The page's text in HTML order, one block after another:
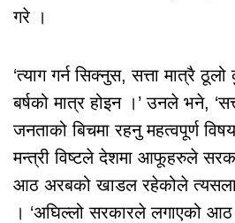
गरे ।
‘त्याग गर्न सिक्नुस, सत्ता मात्रै
बर्षको मात्र होइन ।’ उनले भने,
जनताको बिचमा रहनु महत्वपूर्ण
मन्त्री विष्टले देशमा आफूहरुले
आठ अरबको खाडल रहेकोले त्यसलाई
। ‘अघिल्लो सरकारले लगाएको